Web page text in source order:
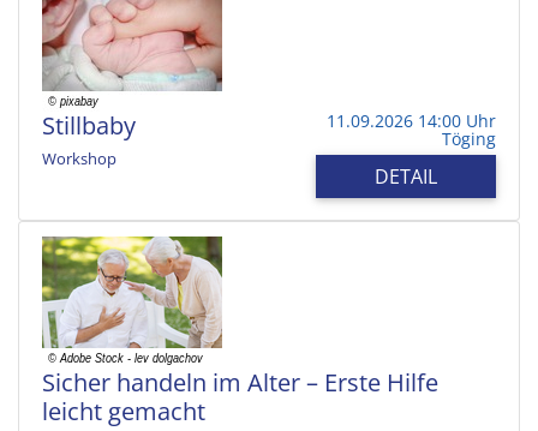
Stillbaby
Workshop
11.09.2026 14:00 Uhr
Töging
DETAIL
Sicher handeln im Alter – Erste Hilfe
leicht gemacht